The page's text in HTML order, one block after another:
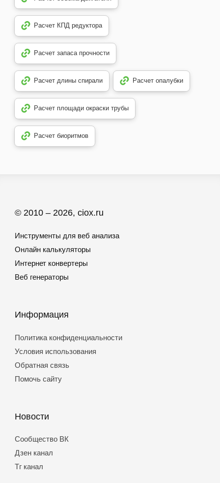
Расчет КПД редуктора
Расчет запаса прочности
Расчет длины спирали Расчет опалубки
Расчет площади окраски трубы
Расчет биоритмов
© 2010 – 2026, ciox.ru
Инструменты для веб анализа
Онлайн калькуляторы
Интернет конвертеры
Веб генераторы
Информация
Политика конфиденциальности
Условия использования
Обратная связь
Помочь сайту
Новости
Сообщество ВК
Дзен канал
Тг канал